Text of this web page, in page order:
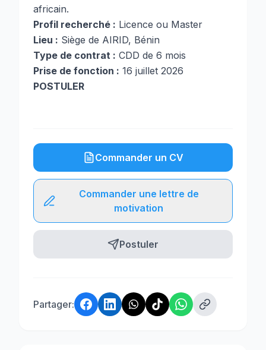
africain.
Profil recherché : Licence ou Master
Lieu : Siège de AIRID, Bénin
Type de contrat : CDD de 6 mois
Prise de fonction : 16 juillet 2026
POSTULER
Commander un CV
Commander une lettre de
motivation
Postuler
Partager: